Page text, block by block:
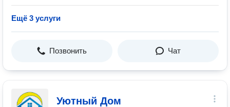
Ещё 3 услуги
Позвонить Чат
Уютный Дом